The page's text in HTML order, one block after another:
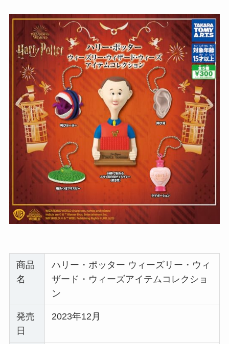
商品
名
ハリー・ポッター ウィーズリー・ウィ
ザード・ウィーズアイテムコレクショ
ン
発売
日
2023年12月